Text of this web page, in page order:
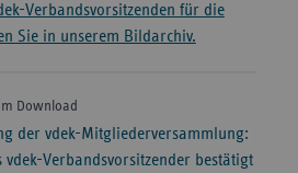
Verbandsvorsitzenden für die
Sie in unserem Bildarchiv.
Download
der vdek-Mitgliederversammlung:
vdek-Verbandsvorsitzender bestätigt